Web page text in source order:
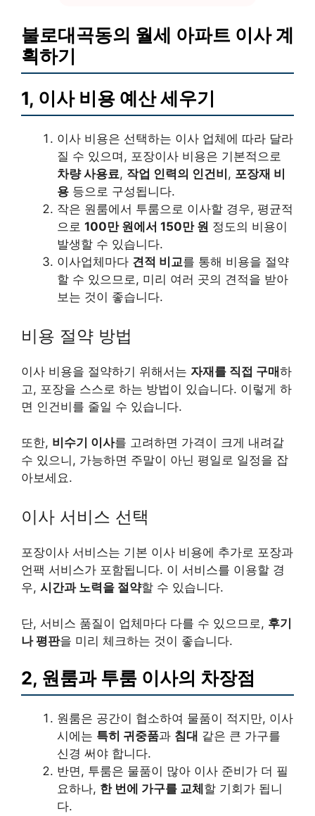
불로대곡동의 월세 아파트 이사 계
획하기
1, 이사 비용 예산 세우기
이사 비용은 선택하는 이사 업체에 따라 달라
질 수 있으며, 포장이사 비용은 기본적으로
차량 사용료, 작업 인력의 인건비, 포장재 비
용 등으로 구성됩니다.
작은 원룸에서 투룸으로 이사할 경우, 평균적
으로 100만 원에서 150만 원 정도의 비용이
발생할 수 있습니다.
이사업체마다 견적 비교를 통해 비용을 절약
할 수 있으므로, 미리 여러 곳의 견적을 받아
보는 것이 좋습니다.
비용 절약 방법
이사 비용을 절약하기 위해서는 자재를 직접 구매하
고, 포장을 스스로 하는 방법이 있습니다. 이렇게 하
면 인건비를 줄일 수 있습니다.
또한, 비수기 이사를 고려하면 가격이 크게 내려갈
수 있으니, 가능하면 주말이 아닌 평일로 일정을 잡
아보세요.
이사 서비스 선택
포장이사 서비스는 기본 이사 비용에 추가로 포장과
언팩 서비스가 포함됩니다. 이 서비스를 이용할 경
우, 시간과 노력을 절약할 수 있습니다.
단, 서비스 품질이 업체마다 다를 수 있으므로, 후기
나 평판을 미리 체크하는 것이 좋습니다.
2, 원룸과 투룸 이사의 차장점
원룸은 공간이 협소하여 물품이 적지만, 이사
시에는 특히 귀중품과 침대 같은 큰 가구를
신경 써야 합니다.
반면, 투룸은 물품이 많아 이사 준비가 더 필
요하나, 한 번에 가구를 교체 할 기회가 됩니
다.